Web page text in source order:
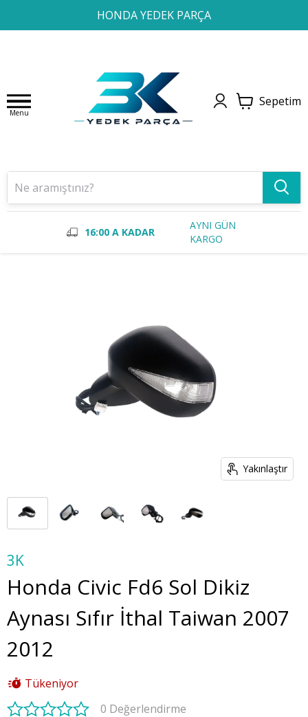
HONDA YEDEK PARÇA
1 2 3 4
Menu
Sepetim
16:00 A KADAR
AYNI GÜN
KARGO
Yakınlaştır
3K
Honda Civic Fd6 Sol Dikiz
Aynası Sıfır İthal Taiwan 2007
2012
Tükeniyor
0 Değerlendirme